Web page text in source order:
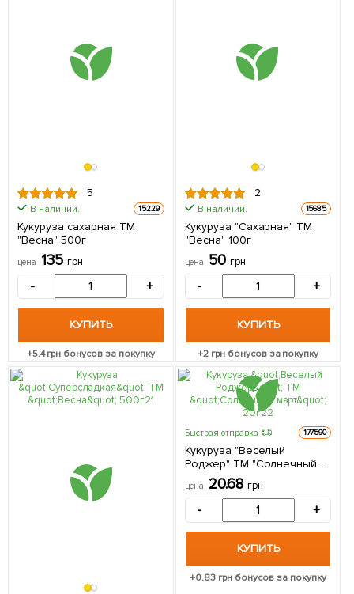
5
В наличии. 15229
Кукуруза сахарная ТМ
"Весна" 500г
цена 135 грн
- +
КУПИТЬ
+5.4грн бонусов за покупку
2
В наличии. 15685
Кукуруза "Сахарная" ТМ
"Весна" 100г
цена 50 грн
- +
КУПИТЬ
+2грн бонусов за покупку
Быстрая отправка 177590
Кукуруза "Веселый
Роджер" ТМ "Солнечный
март" 20г
цена 20.68 грн
- +
КУПИТЬ
+0.83 грн бонусов за покупку